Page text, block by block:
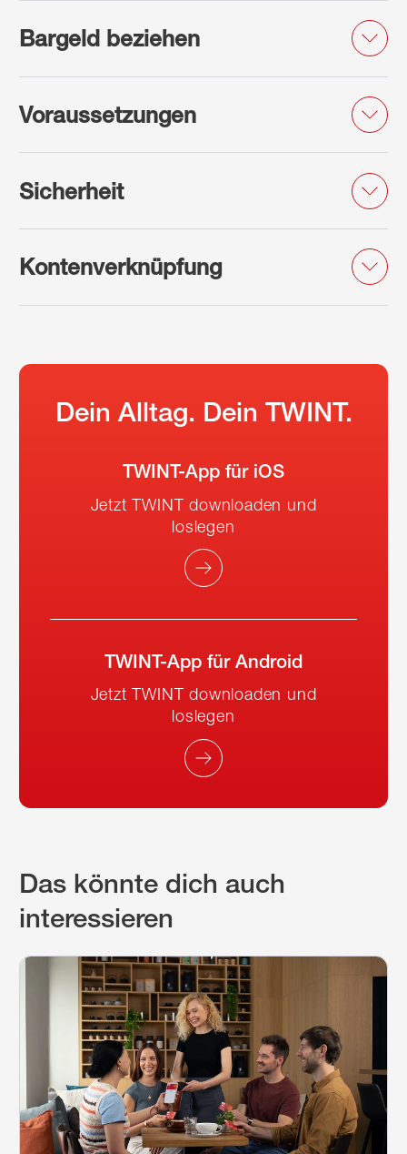
Bargeld beziehen
Voraussetzungen
Sicherheit
Kontenverknüpfung
Dein Alltag. Dein TWINT.
TWINT-App für iOS
Jetzt TWINT downloaden und
loslegen
TWINT-App für Android
Jetzt TWINT downloaden und
loslegen
Das könnte dich auch
interessieren